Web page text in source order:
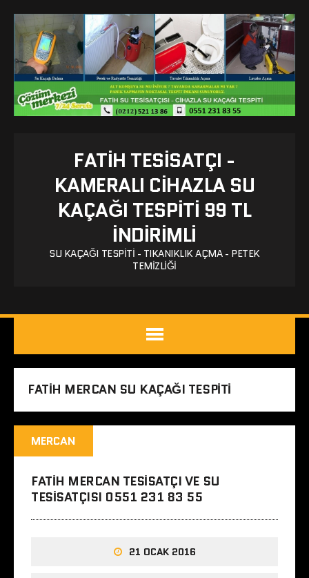
FATIH TESISATÇI -
KAMERALI CIHAZLA SU
KAÇAĞI TESPITI 99 TL
İNDİRİMLİ
SU KAÇAĞI TESPITI - TIKANIKLIK AÇMA - PETEK
TEMIZLIĞI
FATIH MERCAN SU KAÇAĞI TESPITI
MERCAN
FATIH MERCAN TESISATÇI VE SU
TESISATÇISI 0551 231 83 55
21 OCAK 2016